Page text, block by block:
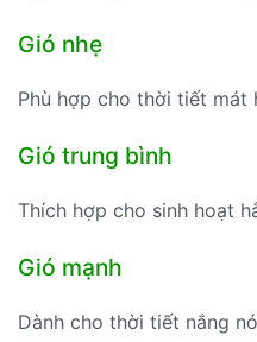
Gió nhẹ
Phù hợp cho thời tiết mát
Gió trung bình
Thích hợp cho sinh hoạt
Gió mạnh
Dành cho thời tiết nắng